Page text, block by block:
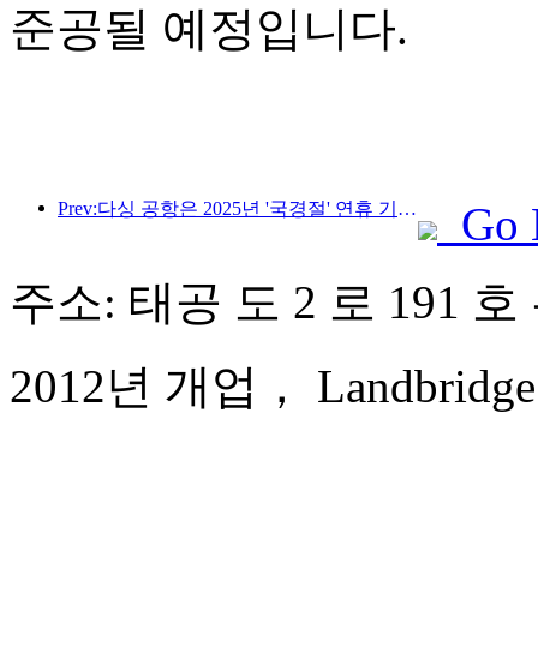
준공될 예정입니다.
Prev:다싱 공항은 2025년 '국경절' 연휴 기간 동안 130만 명 이상의 승객을 수송할 예정입니다.
Go
주소: 태공 도 2 로 191
2012년 개업，